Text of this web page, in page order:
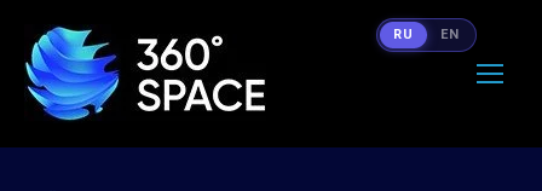
RU EN